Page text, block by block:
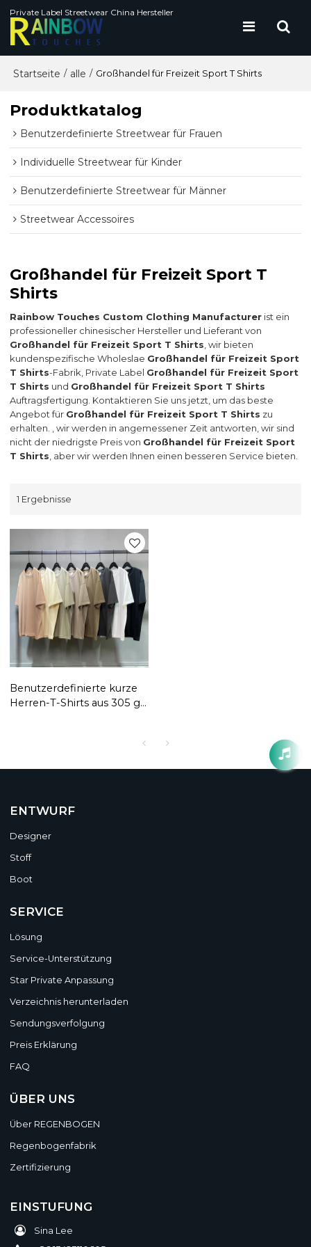
Private Label Streetwear China Hersteller
Startseite / alle / Großhandel für Freizeit Sport T Shirts
Produktkatalog
Benutzerdefinierte Streetwear für Frauen
Individuelle Streetwear für Kinder
Benutzerdefinierte Streetwear für Männer
Streetwear Accessoires
Großhandel für Freizeit Sport T
Shirts
Rainbow Touches Custom Clothing Manufacturer ist ein
professioneller chinesischer Hersteller und Lieferant von
Großhandel für Freizeit Sport T Shirts , wir bieten
kundenspezifische Wholeslae Großhandel für Freizeit Sport
T Shirts-Fabrik, Private Label Großhandel für Freizeit Sport
T Shirts und Großhandel für Freizeit Sport T Shirts
Auftragsfertigung. Kontaktieren Sie uns jetzt, um das beste
Angebot für Großhandel für Freizeit Sport T Shirts zu
erhalten. , wir werden in angemessener Zeit antworten, wir sind
nicht der niedrigste Preis von Großhandel für Freizeit Sport
T Shirts , aber wir werden Ihnen einen besseren Service bieten.
1 Ergebnisse
Benutzerdefinierte kurze
Herren-T-Shirts aus 305 g
ENTWURF
Designer
Stoff
Boot
SERVICE
Lösung
Service-Unterstützung
Star Private Anpassung
Verzeichnis herunterladen
Sendungsverfolgung
Preis Erklärung
FAQ
ÜBER UNS
Über REGENBOGEN
Regenbogenfabrik
Zertifizierung
EINSTUFUNG
Sina Lee